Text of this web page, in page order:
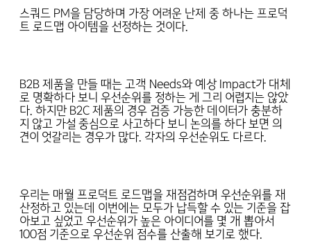
스쿼드 PM을 담당하며 가장 어려운 난제 중 하나는 프로덕
트 로드맵 아이템을 선정하는 것이다.
B2B 제품을 만들 때는 고객 Needs와 예상 Impact가 대체
로 명확하다 보니 우선순위를 정하는 게 그리 어렵지는 않았
다. 하지만 B2C 제품의 경우 검증 가능한 데이터가 충분하
지 않고 가설 중심으로 사고하다 보니 논의를 하다 보면 의
견이 엇갈리는 경우가 많다. 각자의 우선순위도 다르다.
우리는 매월 프로덕트 로드맵을 재점검하며 우선순위를 재
산정하고 있는데 이번에는 모두가 납득할 수 있는 기준을 잡
아보고 싶었고 우선순위가 높은 아이디어를 몇 개 뽑아서
100점 기준으로 우선순위 점수를 산출해 보기로 했다.